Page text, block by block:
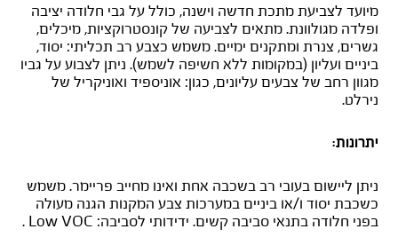
מיועד לצביעת מתכת חדשה וישנה, כולל על גבי חלודה יציבה
ופלדה מגולוונת. מתאים לצביעה של קונסטרוקציות, מיכלים,
גשרים, צנרת ומתקנים ימיים. משמש כצבע רב תכליתי: יסוד,
ביניים ועליון (במקומות ללא חשיפה לשמש). ניתן לצבוע על גביו
מגוון רחב של צבעים עליונים, כגון: אוניספיד ואוניקריל של
נירלט.
יתרונות:
ניתן ליישום בעובי רב בשכבה אחת ואינו מחייב פריימר. משמש
כשכבת יסוד ו/או ביניים במערכות צבע המקנות הגנה מעולה
בפני חלודה בתנאי סביבה קשים. ידידותי לסביבה: Low VOC .